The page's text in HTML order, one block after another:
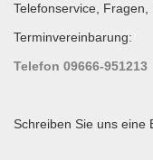
Telefonservice, Fragen,
Terminvereinbarung:
Telefon 09666-951213
Schreiben Sie uns eine